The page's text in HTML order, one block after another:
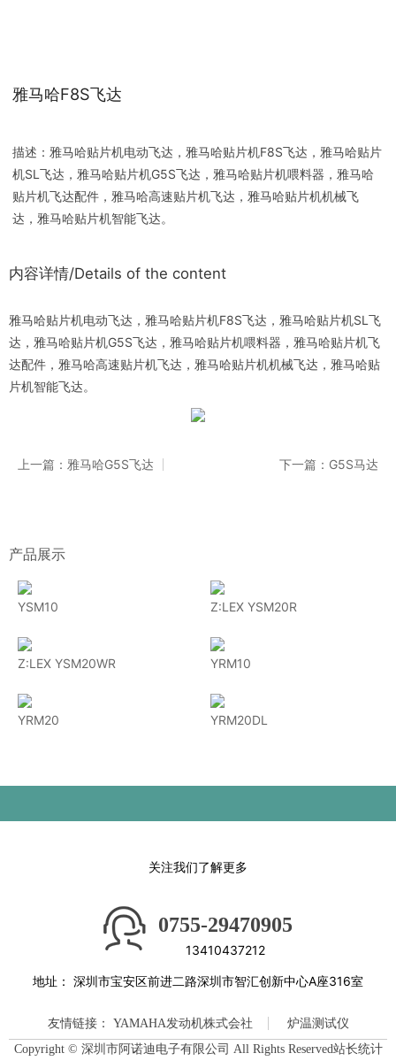
雅马哈F8S飞达
描述：雅马哈贴片机电动飞达，雅马哈贴片机F8S飞达，雅马哈贴片
机SL飞达，雅马哈贴片机G5S飞达，雅马哈贴片机喂料器，雅马哈
贴片机飞达配件，雅马哈高速贴片机飞达，雅马哈贴片机机械飞
达，雅马哈贴片机智能飞达。
内容详情/Details of the content
雅马哈贴片机电动飞达，雅马哈贴片机F8S飞达，雅马哈贴片机SL飞
达，雅马哈贴片机G5S飞达，雅马哈贴片机喂料器，雅马哈贴片机飞
达配件，雅马哈高速贴片机飞达，雅马哈贴片机机械飞达，雅马哈贴
片机智能飞达。
上一篇：雅马哈G5S飞达 下一篇：G5S马达
产品展示
YSM10 Z:LEX YSM20R
Z:LEX YSM20WR YRM10
YRM20 YRM20DL
关注我们了解更多
0755-29470905
13410437212
地址： 深圳市宝安区前进二路深圳市智汇创新中心A座316室
友情链接： YAMAHA发动机株式会社
炉温测试仪
Copyright © 深圳市阿诺迪电子有限公司 All Rights Reserved站长统计